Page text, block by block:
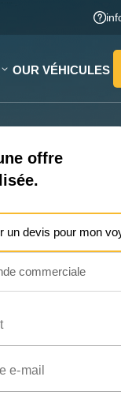
OUR VÉHICULES
offre
un devis pour mon
commerciale